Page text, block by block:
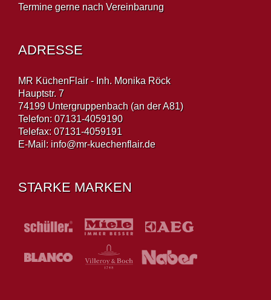
Termine gerne nach Vereinbarung
ADRESSE
MR KüchenFlair - Inh. Monika Röck
Hauptstr. 7
74199 Untergruppenbach (an der A81)
Telefon: 07131-4059190
Telefax: 07131-4059191
E-Mail: info@mr-kuechenflair.de
STARKE MARKEN